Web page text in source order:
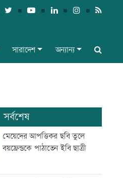
সারাদেশ অন্যান্য
সর্বশেষ
মেয়েদের আপত্তিকর ছবি তুলে
বয়ফ্রেন্ডকে পাঠাতেন ইবি ছাত্রী